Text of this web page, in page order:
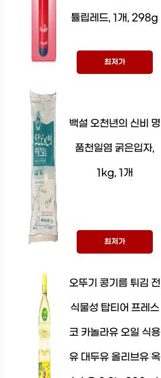
튤립레드, 1개, 298g
최저가
백설 오천년의 신비 명
품천일염 굵은입자,
1kg, 1개
최저가
오뚜기 콩기름 튀김 전
식물성 탑티어 프레스
코 카놀라유 오일 식용
유 대두유 올리브유 옥